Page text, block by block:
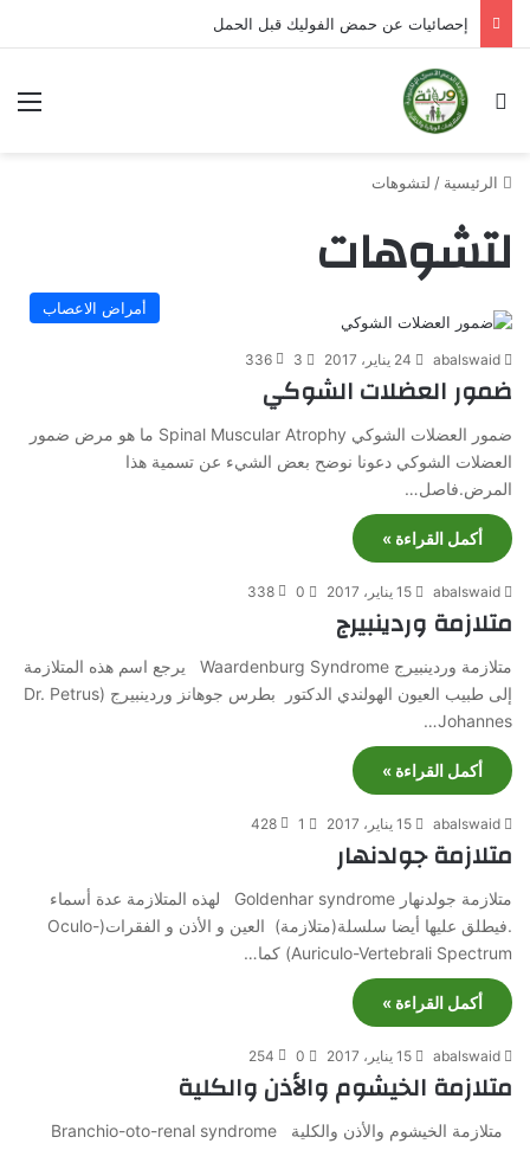
إحصائيات عن حمض الفوليك قبل الحمل
بحث عن
الرئيسية / لتشوهات
لتشوهات
أمراض الاعصاب
abalswaid 24 يناير، 2017 3
336
ضمور العضلات الشوكي
ضمور العضلات الشوكي Spinal Muscular Atrophy ما هو مرض ضمور
العضلات الشوكي دعونا نوضح بعض الشيء عن تسمية هذا
المرض.فاصل…
أكمل القراءة »
abalswaid 15 يناير، 2017 0
338
متلازمة وردينبيرج
متلازمة وردينبيرج Waardenburg Syndrome يرجع اسم هذه المتلازمة
إلى طبيب العيون الهولندي الدكتور بطرس جوهانز وردينبيرج (Dr. Petrus
Johannes…
أكمل القراءة »
abalswaid 15 يناير، 2017 1
428
متلازمة جولدنهار
متلازمة جولدنهار Goldenhar syndrome لهذه المتلازمة عدة أسماء
.فيطلق عليها أيضا سلسلة(متلازمة) العين و الأذن و الفقرات(Oculo-
Auriculo-Vertebrali Spectrum) كما…
أكمل القراءة »
abalswaid 15 يناير، 2017 0
254
متلازمة الخيشوم والأذن والكلية